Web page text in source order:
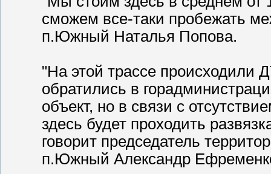
сможем все-таки пробежать
п.Южный Наталья Попова.
"На этой трассе
обратились в
объект, но в связи с
здесь будет проходить
говорит председатель
п.Южный Александр